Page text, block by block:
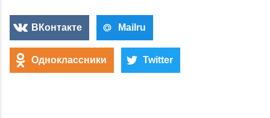
ВКонтакте Mailru
Одноклассники Twitter